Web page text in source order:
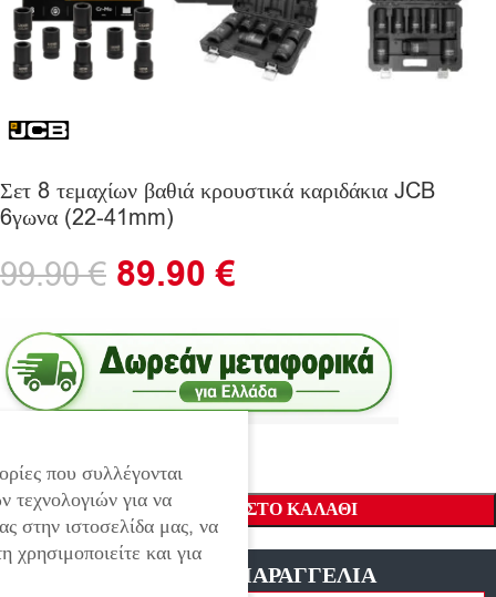
Σετ 8 τεμαχίων βαθιά κρουστικά καριδάκια JCB
6γωνα (22-41mm)
99.90€ 89.90€
ΠΡΟΣΘΉΚΗ ΣΤΟ ΚΑΛΆΘΙ
ΓΡΗΓΟΡΗ ΠΑΡΑΓΓΕΛΙΑ
που συλλέγονται
για να
στην ιστοσελίδα μας, να
και για